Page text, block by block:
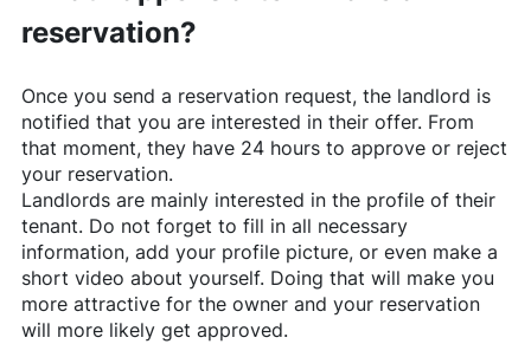
reservation?
Once you send a reservation request, the landlord is
notified that you are interested in their offer. From
that moment, they have 24 hours to approve or reject
your reservation.
Landlords are mainly interested in the profile of their
tenant. Do not forget to fill in all necessary
information, add your profile picture, or even make a
short video about yourself. Doing that will make you
more attractive for the owner and your reservation
will more likely get approved.